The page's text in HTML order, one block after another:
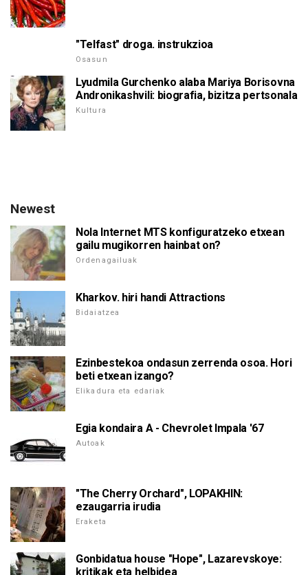
"Telfast" droga. instrukzioa
Osasun
Lyudmila Gurchenko alaba Mariya Borisovna
Andronikashvili: biografia, bizitza pertsonala
Kultura
Newest
Nola Internet MTS konfiguratzeko etxean
gailu mugikorren hainbat on?
Ordenagailuak
Kharkov. hiri handi Attractions
Bidaiatzea
Ezinbestekoa ondasun zerrenda osoa. Hori
beti etxean izango?
Elikadura eta edariak
Egia kondaira A - Chevrolet Impala '67
Autoak
"The Cherry Orchard", LOPAKHIN:
ezaugarria irudia
Eraketa
Gonbidatua house "Hope", Lazarevskoye:
kritikak eta helbidea